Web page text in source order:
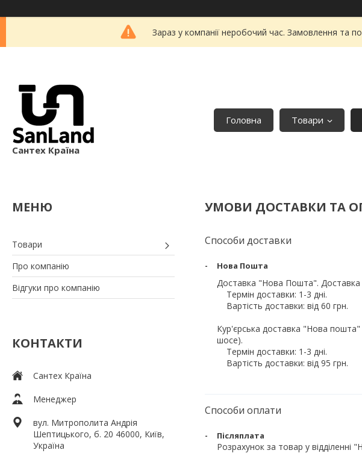
Зараз у компанії неробочий час. Замовлення та
Сантех Країна
Головна Товари
Товари
Про компанію
Відгуки про компанію
КОНТАКТИ
Сантех Країна
Менеджер
вул. Митрополита Андрія
Шептицького, б. 20 46000, Київ,
Україна
УМОВИ ДОСТАВКИ ТА
Способи доставки
Нова Пошта
Доставка "Нова Пошта". Доставка
Кур'єрська доставка "Нова пошта"
шосе).
Способи оплати
Післяплата
Розрахунок за товар у